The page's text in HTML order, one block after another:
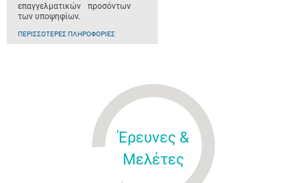
επαγγελματικών προσόντων
των υποψηφίων.
ΠΕΡΙΣΣΌΤΕΡΕΣ ΠΛΗΡΟΦΟΡΊΕΣ
Έρευνες &
Μελέτες